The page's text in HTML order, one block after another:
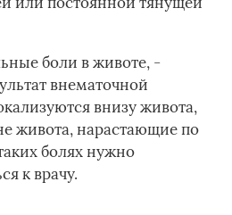
боли в животе,
внематочной
внизу живота,
живота, нарастающие по
болях нужно
к врачу.